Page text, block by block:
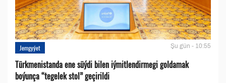
Jemgyýet Şu gün - 10:55
Türkmenistanda ene süýdi bilen iýmitlendirmegi goldamak
boýunça “tegelek stol” geçirildi